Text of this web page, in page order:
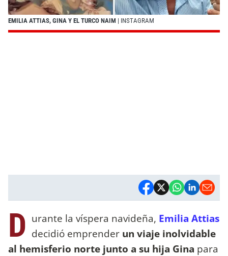
EMILIA ATTIAS, GINA Y EL TURCO NAIM | INSTAGRAM
D urante la víspera navideña, Emilia Attias
decidió emprender un viaje inolvidable
al hemisferio norte junto a su hija Gina para